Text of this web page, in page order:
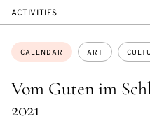
ACTIVITIES
Vom Guten im
2021
Topics:
CALENDAR ART